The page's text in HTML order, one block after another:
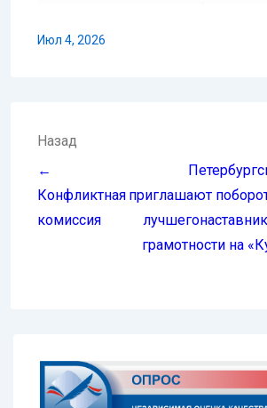
Июл 4, 2026
Навигация
по
записям
Назад
←
Конфликтная
комиссия
приглашают
грамотности на